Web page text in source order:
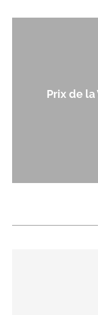
Prix de la